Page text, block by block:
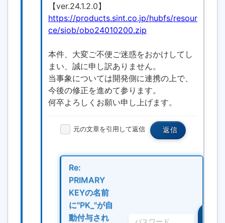
【ver.24.1.2.0】
https://products.sint.co.jp/hubfs/resour
ce/siob/obo24010200.zip
本件、大変ご不便ご迷惑をおかけしてし
まい、誠に申し訳ありません。
当事象については開発側に連携の上で、
今後の修正を進めて参ります。
何卒よろしくお願い申し上げます。
元の文章を引用して返信 返信
Re:
PRIMARY
KEYの名前
に"PK_"が自
動付与され